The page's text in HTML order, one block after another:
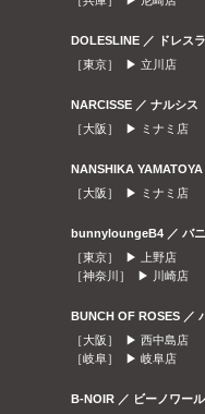
DOLESLINE ／ ドレス
［東京］ ▶ 立川店
NARCISSE ／ ナルシス
［大阪］ ▶
ミナミ店
NANSHIKA
［大阪］ ▶
ミナミ店
bunnyloungeB4 ／ バ
［東京］ ▶
上野店
［神奈川］ ▶
川崎店
BUNCH OF ROSES ／
［大阪］ ▶ 西中島店
［岐阜］ ▶ 岐阜店
B-NOIR ／ ビーノワール